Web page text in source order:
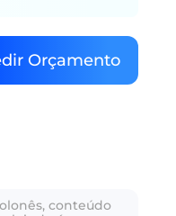
Orçamento
conteúdo